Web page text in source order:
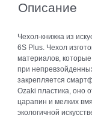
Описание
Чехол-книжка из
6S Plus. Чехол
материалов, которые
при
закрепляется
Ozaki пластика, оно
царапин и мелких
экологичной